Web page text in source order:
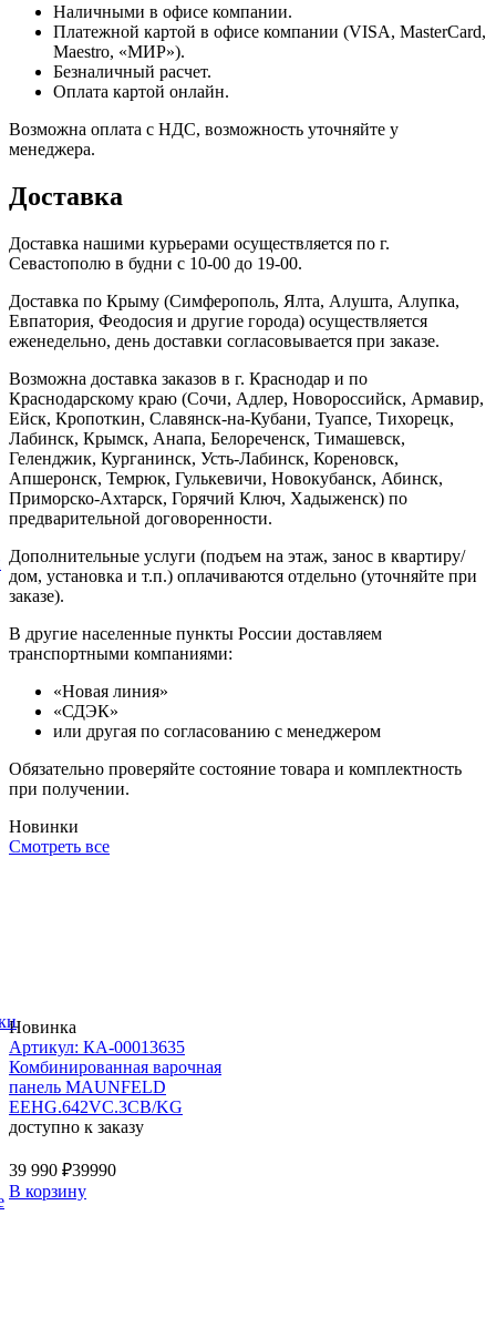
Наличными в офисе компании.
Платежной картой в офисе компании (VISA, MasterCard,
Maestro, «МИР»).
Безналичный расчет.
Оплата картой онлайн.
Возможна оплата с НДС, возможность уточняйте у
менеджера.
Доставка
Доставка нашими курьерами осуществляется по г.
Севастополю в будни с 10-00 до 19-00.
Доставка по Крыму (Симферополь, Ялта, Алушта, Алупка,
Евпатория, Феодосия и другие города) осуществляется
еженедельно, день доставки согласовывается при заказе.
Возможна доставка заказов в г. Краснодар и по
Краснодарскому краю (Сочи, Адлер, Новороссийск, Армавир,
Ейск, Кропоткин, Славянск-на-Кубани, Туапсе, Тихорецк,
Лабинск, Крымск, Анапа, Белореченск, Тимашевск,
Геленджик, Курганинск, Усть-Лабинск, Кореновск,
Апшеронск, Темрюк, Гулькевичи, Новокубанск, Абинск,
Приморско-Ахтарск, Горячий Ключ, Хадыженск) по
предварительной договоренности.
Дополнительные услуги (подъем на этаж, занос в квартиру/
дом, установка и т.п.) оплачиваются отдельно (уточняйте при
заказе).
В другие населенные пункты России доставляем
транспортными компаниями:
«Новая линия»
«СДЭК»
или другая по согласованию с менеджером
Обязательно проверяйте состояние товара и комплектность
при получении.
Новинки
Смотреть все
Новинка
Артикул: КА-00013635
Комбинированная варочная
панель MAUNFELD
EEHG.642VC.3CB/KG
доступно к заказу
39 990 ₽39990
В корзину